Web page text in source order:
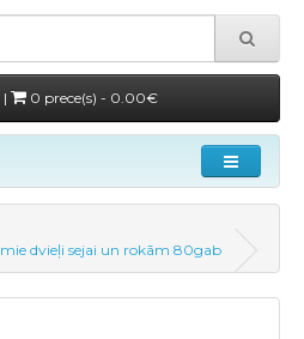
0 prece(s) - 0.00€
dvieļi sejai un rokām 80gab